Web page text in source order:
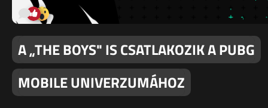
A „THE BOYS" IS CSATLAKOZIK A PUBG
MOBILE UNIVERZUMÁHOZ